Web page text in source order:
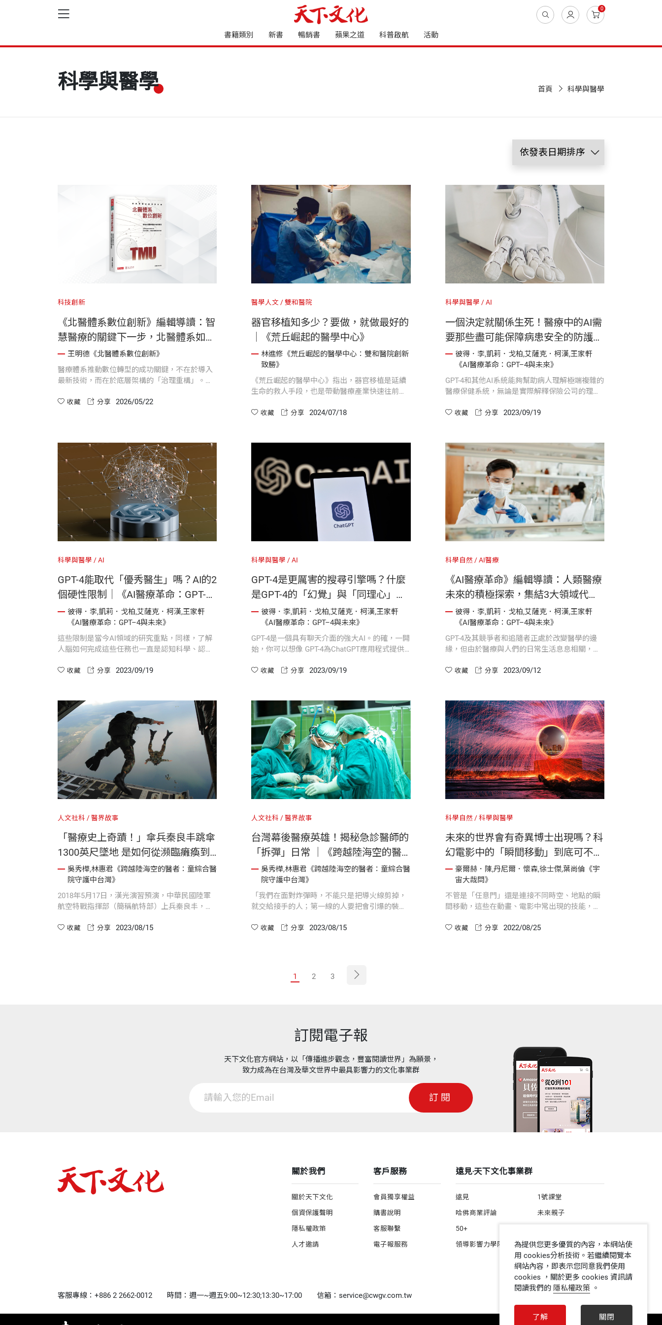
0
書籍類別 新書 暢銷書 蘋果之道 科普啟航 活動
科學與醫學 首頁 科學與醫學
科技創新
《北醫體系數位創新》編輯導讀：智
慧醫療的關鍵下一步，北醫體系如何
透過 HIS 3.0 推動數位轉型與資料治
理？
王明德《北醫體系數位創新》
醫療體系推動數位轉型的成功關鍵，不在於導入
最新技術，而在於底層架構的「治理重構」。北
流程制度化，打造出讓醫療創新得以永續運作的
收藏 分享 2026/05/22
醫學人文 雙和醫院
器官移植知多少？要做，就做最好的
｜《荒丘崛起的醫學中心》
林進修《荒丘崛起的醫學中心：雙和醫院創新
致勝》
《荒丘崛起的醫學中心》指出，器官移植是延續
生命的救人手段，也是帶動醫療產業快速往前推
的橋梁，唯有透過關懷，讓潛在的捐贈者願意捐
上是一家了不起的醫院。
收藏 分享 2024/07/18
科學與醫學 AI
一個決定就關係生死！醫療中的AI需
要那些盡可能保障病患安全的防護措
施？｜《AI醫療革命：GPT-4與未
來》
彼得．李,凱莉．戈柏,艾薩克．柯漢,王家軒
《AI醫療革命：GPT–4與未來》
GPT-4和其他AI系統能夠幫助病人理解極端複雜的
醫療保健系統，無論是實際解釋保險公司的理賠
醫術的分析建議。理想情況下，它甚至可以消弭
收藏 分享 2023/09/19
科學與醫學 AI
GPT-4能取代「優秀醫生」嗎？AI的2
個硬性限制｜《AI醫療革命：GPT-4
與未來》
彼得．李,凱莉．戈柏,艾薩克．柯漢,王家軒
《AI醫療革命：GPT–4與未來》
這些限制是當今AI領域的研究重點，同樣，了解
人腦如何完成這些任務也一直是認知科學、認知
但對於本書的目的來說，重要的是它們限制了我
收藏 分享 2023/09/19
科學與醫學 AI
GPT-4是更厲害的搜尋引擎嗎？什麼
是GPT-4的「幻覺」與「同理心」？
｜《AI醫療革命：GPT-4與未來》
彼得．李,凱莉．戈柏,艾薩克．柯漢,王家軒
《AI醫療革命：GPT–4與未來》
GPT-4是一個具有聊天介面的強大AI。的確，一開
始，你可以想像 GPT-4為ChatGPT應用程式提供
是使用電腦系統，而是相當於發展出一段人際關
收藏 分享 2023/09/19
科學自然 AI醫療
《AI醫療革命》編輯導讀：人類醫療
未來的積極探索，集結3大領域代表
人物合著
彼得．李,凱莉．戈柏,艾薩克．柯漢,王家軒
《AI醫療革命：GPT–4與未來》
GPT-4及其競爭者和追隨者正處於改變醫學的邊
緣，但由於醫療與人們的日常生活息息相關，你
收藏 分享 2023/09/12
人文社科 醫界故事
「醫療史上奇蹟！」傘兵秦良丰跳傘
1300英尺墜地 是如何從瀕臨癱瘓到
重獲新生？ ｜《跨越陸海空的醫
者》
吳秀樺,林惠君《跨越陸海空的醫者：童綜合醫
院守護中台灣》
2018年5月17日，漢光演習預演，中華民國陸軍
航空特戰指揮部（簡稱航特部）上兵秦良丰，在
（約396公尺）高空墜落地面。意外，是怎麼發
收藏 分享 2023/08/15
人文社科 醫界故事
台灣幕後醫療英雄！揭秘急診醫師的
「拆彈」日常 ｜《跨越陸海空的醫
者》吳秀樺,林惠君《跨越陸海空的醫者：童綜合醫
院守護中台灣》
「我們在面對炸彈時，不能只是把導火線剪掉，
就交給接手的人；第一線的人要把會引爆的裝置
戲闖關一樣，需要一關一關來，只是我們必須審
收藏 分享 2023/08/15
科學自然 科學與醫學
未來的世界會有奇異博士出現嗎？科
幻電影中的「瞬間移動」到底可不可
能達成？
豪爾赫．陳,丹尼爾．懷森,徐士傑,葉尚倫《宇
宙大哉問》
不管是「任意門」還是連接不同時空、地點的瞬
間移動，這些在動畫、電影中常出現的技能，在
問》告訴你，這個宇宙所有的可能與不可能！
收藏 分享 2022/08/25
1 2 3
訂閱電子報
天下文化官方網站，以「傳播進步觀念，豐富閱讀世界」為願景，
致力成為在台灣及華文世界中最具影響力的文化事業群
訂閱
關於我們
關於天下文化
個資保護聲明
隱私權政策
人才邀請
客戶服務
會員獨享權益
購書說明
客服聯繫
電子報服務
遠見‧天下文化事業群
遠見
哈佛商業評論
50+
領導影響力學院
1號課堂
未來親子
客服專線：+886 2 2662-0012 時間：週一~週五9:00~12:30;13:30~17:00 信箱：service@cwgv.com.tw
為提供您更多優質的內容，本網站使
用 cookies分析技術。若繼續閱覽本
網站內容，即表示您同意我們使用
cookies ，關於更多 cookies 資訊請
閱讀我們的 隱私權政策 。
了解 關閉